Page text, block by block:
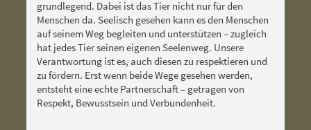
grundlegend. Dabei ist das Tier nicht nur für den
Menschen da. Seelisch gesehen kann es den Menschen
auf seinem Weg begleiten und unterstützen – zugleich
hat jedes Tier seinen eigenen Seelenweg. Unsere
Verantwortung ist es, auch diesen zu respektieren und
zu fördern. Erst wenn beide Wege gesehen werden,
entsteht eine echte Partnerschaft – getragen von
Respekt, Bewusstsein und Verbundenheit.